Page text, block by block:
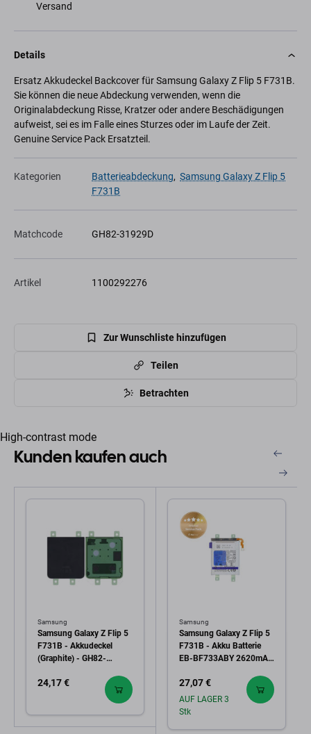
Versand
Details
Ersatz Akkudeckel Backcover für Samsung Galaxy Z Flip 5 F731B.
Sie können die neue Abdeckung verwenden, wenn die
Originalabdeckung Risse, Kratzer oder andere Beschädigungen
aufweist, sei es im Falle eines Sturzes oder im Laufe der Zeit.
Genuine Service Pack Ersatzteil.
Kategorien Batterieabdeckung, Samsung Galaxy Z Flip 5
F731B
Matchcode GH82-31929D
Artikel 1100292276
Zur Wunschliste hinzufügen
Teilen
Betrachten
High-contrast mode
Kunden kaufen auch
Samsung
Samsung Galaxy Z Flip 5
F731B - Akkudeckel
(Graphite) - GH82-
Pack
24,17 €
Samsung
Samsung Galaxy Z Flip 5
F731B - Akku Batterie
EB-BF733ABY 2620mAh
Service Pack
27,07 €
AUF LAGER 3
Stk